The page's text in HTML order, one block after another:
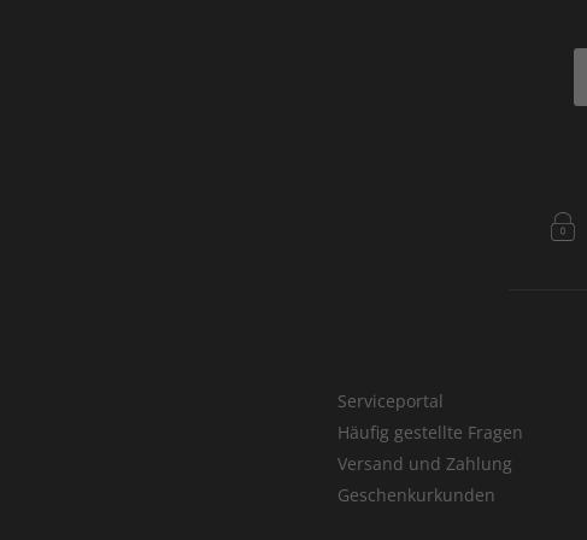
Serviceportal
Häufig gestellte Fragen
Versand und Zahlung
Geschenkurkunden